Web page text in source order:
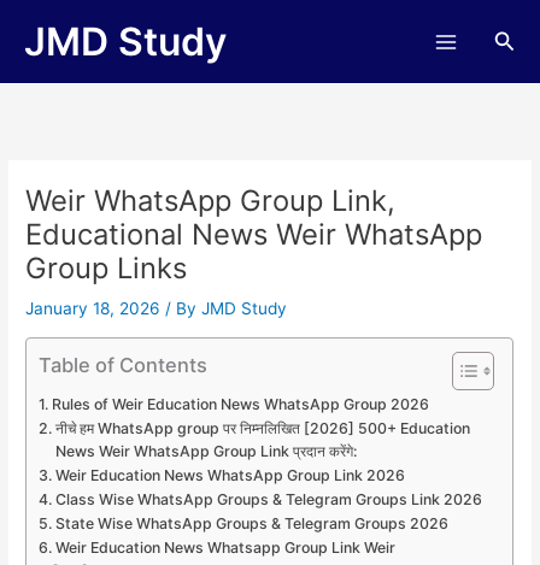
JMD Study
Weir WhatsApp Group Link,
Educational News Weir WhatsApp
Group Links
January 18, 2026/ ByJMD Study
Table of Contents
Rules of Weir Education News WhatsApp Group 2026
नीचे हम WhatsApp group पर निम्नलिखित [2026] 500+ Education
News Weir WhatsApp Group Link प्रदान करेंगे:
Weir Education News WhatsApp Group Link 2026
Class Wise WhatsApp Groups & Telegram Groups Link 2026
State Wise WhatsApp Groups & Telegram Groups 2026
Weir Education News Whatsapp Group Link Weir